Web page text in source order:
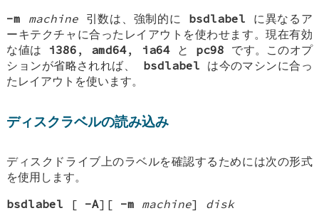
-m
machine 引数は、強制的に bsdlabel に異なるア
ーキテクチャに合ったレイアウトを使わせます。現在有効
な値は i386 , amd64, ia64と pc98 です。このオプ
ションが省略されれば、 bsdlabel は今のマシンに合っ
たレイアウトを使います。
ディスクラベルの読み込み
ディスクドライブ上のラベルを確認するためには次の形式
を使用します。
bsdlabel [ -A][ -m machine] disk